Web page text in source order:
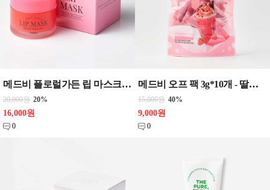
메드비 플로럴가든 립 마스크 20g - 튜베로즈 , 피치블로썸 - 택 1`립글로스 화장품
20,000원 20%
16,000원
0
메드비 오프 팩 3g*10개 - 딸기 우유 워시오프팩 , 말차라떼 슬리핑팩 , 고마쥬필링팩 - 3종중 택 1
15,000원 40%
9,000원
0